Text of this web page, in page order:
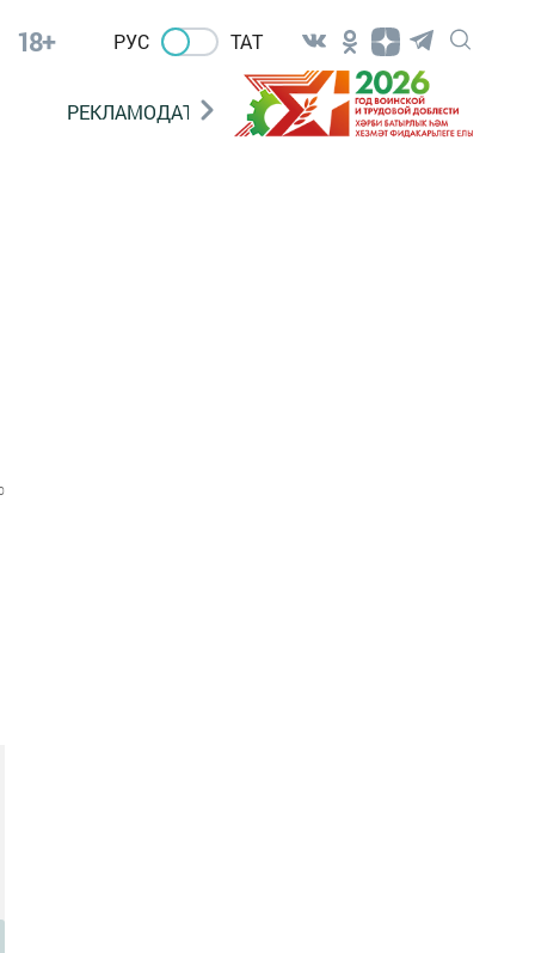
18+ РУС ТАТ
РЕКЛАМОДАТЕЛЯМ